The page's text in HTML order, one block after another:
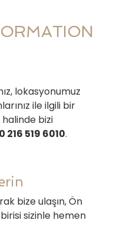
lokasyonumuz
ile ilgili bir
halinde bizi
216 519 6010.
bize ulaşın, Ön
sizinle hemen